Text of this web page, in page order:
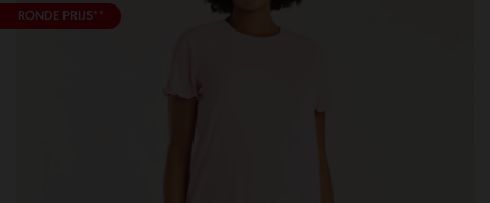
RONDE PRIJS**